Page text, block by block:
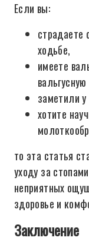
Если вы:
страдаете
ходьбе,
имеете
заметили
хотите
то эта статья
уходу за
неприятных
здоровье и
Заключение